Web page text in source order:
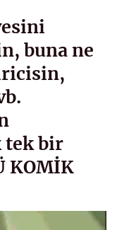
buna ne
tek bir
KOMİK